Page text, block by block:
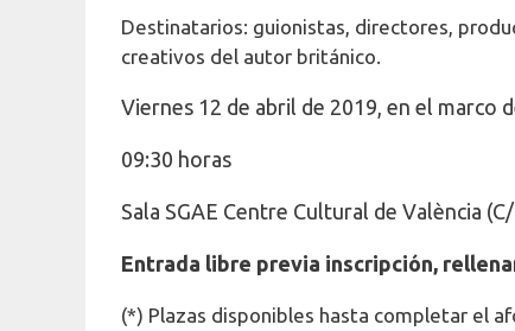
Destinatarios: guionistas, directores,
creativos del autor británico.
Viernes 12 de abril de 2019, en el marco
09:30 horas
Sala SGAE Centre Cultural de València
Entrada libre previa inscripción,
(*) Plazas disponibles hasta completar el